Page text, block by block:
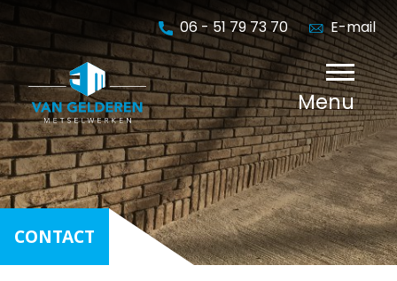
content
06 - 51 79 73 70 E-mail
Menu
CONTACT